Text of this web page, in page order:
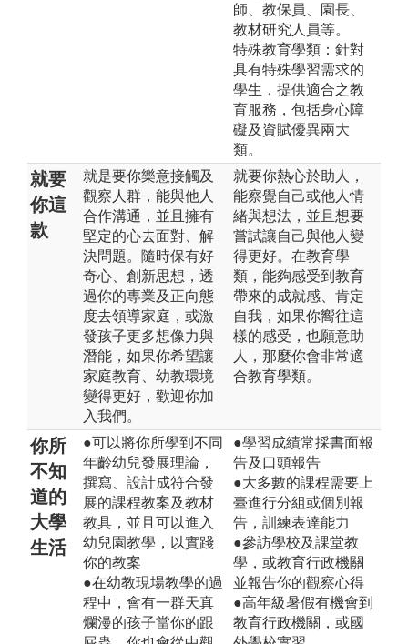
師、教保員、園長、
教材研究人員等。
特殊教育學類：針對
具有特殊學習需求的
學生，提供適合之教
育服務，包括身心障
礙及資賦優異兩大
類。
就要
你這
款
就是要你樂意接觸及
觀察人群，能與他人
合作溝通，並且擁有
堅定的心去面對、解
決問題。隨時保有好
奇心、創新思想，透
過你的專業及正向態
度去領導家庭，或激
發孩子更多想像力與
潛能，如果你希望讓
家庭教育、幼教環境
變得更好，歡迎你加
入我們。
就要你熱心於助人，
能察覺自己或他人情
緒與想法，並且想要
嘗試讓自己與他人變
得更好。在教育學
類，能夠感受到教育
帶來的成就感、肯定
自我，如果你嚮往這
樣的感受，也願意助
人，那麼你會非常適
合教育學類。
你所
不知
道的
大學
生活
●可以將你所學到不同
年齡幼兒發展理論，
撰寫、設計成符合發
展的課程教案及教材
教具，並且可以進入
幼兒園教學，以實踐
你的教案
●在幼教現場教學的過
程中，會有一群天真
爛漫的孩子當你的跟
●學習成績常採書面報
告及口頭報告
●大多數的課程需要上
臺進行分組或個別報
告，訓練表達能力
●參訪學校及課堂教
學，或教育行政機關
並報告你的觀察心得
●高年級暑假有機會到
教育行政機關，或國